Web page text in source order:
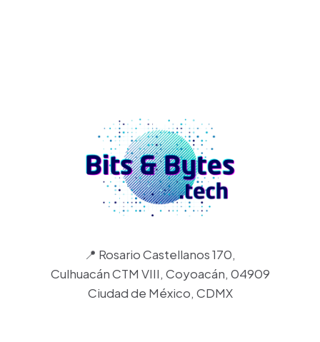
📍 Rosario Castellanos 170,
Culhuacán CTM VIII, Coyoacán, 04909
Ciudad de México, CDMX